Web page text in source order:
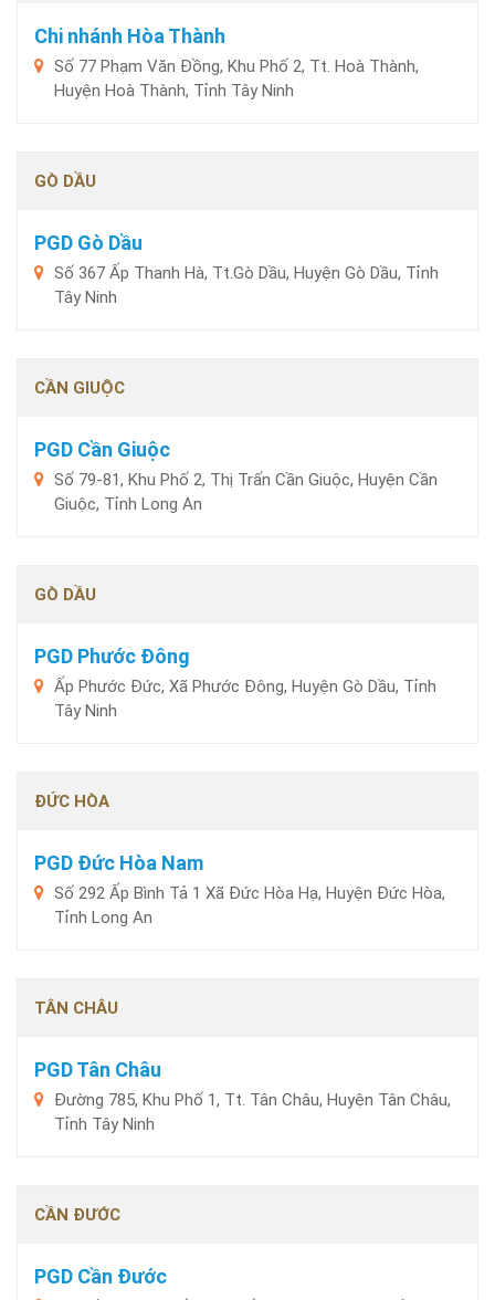
Chi nhánh Hòa Thành
Số 77 Phạm Văn Đồng, Khu Phố 2, Tt. Hoà Thành,
Huyện Hoà Thành, Tỉnh Tây Ninh
GÒ DẦU
PGD Gò Dầu
Số 367 Ấp Thanh Hà, Tt.Gò Dầu, Huyện Gò Dầu, Tỉnh
Tây Ninh
CẦN GIUỘC
PGD Cần Giuộc
Số 79-81, Khu Phố 2, Thị Trấn Cần Giuộc, Huyện Cần
Giuộc, Tỉnh Long An
GÒ DẦU
PGD Phước Đông
Ấp Phước Đức, Xã Phước Đông, Huyện Gò Dầu, Tỉnh
Tây Ninh
ĐỨC HÒA
PGD Đức Hòa Nam
Số 292 Ấp Bình Tả 1 Xã Đức Hòa Hạ, Huyện Đức Hòa,
Tỉnh Long An
TÂN CHÂU
PGD Tân Châu
Đường 785, Khu Phố 1, Tt. Tân Châu, Huyện Tân Châu,
Tỉnh Tây Ninh
CẦN ĐƯỚC
PGD Cần Đước